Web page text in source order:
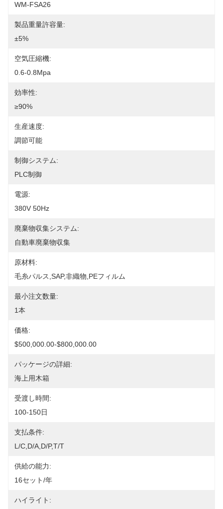
WM-FSA26
製品重量許容量:
±5%
空気圧縮機:
0.6-0.8Mpa
効率性:
≥90%
生産速度:
調節可能
制御システム:
PLC制御
電源:
380V 50Hz
廃棄物収集システム:
自動車廃棄物収集
原材料:
毛糸パルス,SAP,非織物,PEフィルム
最小注文数量:
1本
価格:
$500,000.00-$800,000.00
パッケージの詳細:
海上用木箱
受渡し時間:
100-150日
支払条件:
L/C,D/A,D/P,T/T
供給の能力:
16セット/年
ハイライト: